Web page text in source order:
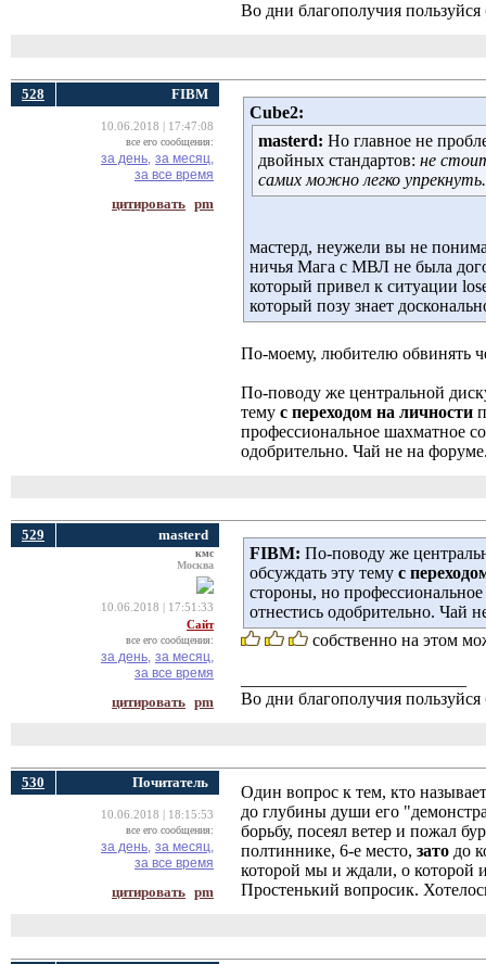
Во дни благополучия
528 FIBM
10.06.2018 | 17:47:08
все его сообщения:
за день, за месяц,
за все время
цитировать pm
Cube2:
masterd: Но главное не
двойных стандартов: не
самих можно легко упрекнуть.
мастерд, неужели вы не
ничья Мага с МВЛ не была
который привел к ситуации
который позу знает
По-моему, любителю обвинять
По-поводу же центральной
тему с переходом на личности
профессиональное шахматное
одобрительно. Чай не на
529 masterd
кмс
Москва
10.06.2018 | 17:51:33
Сайт
все его сообщения:
за день, за месяц,
за все время
цитировать pm
FIBM: По-поводу же
обсуждать эту тему с
стороны, но
отнестись одобрительно. Чай
собственно на этом
Во дни благополучия
530 Почитатель
10.06.2018 | 18:15:53
все его сообщения:
за день, за месяц,
за все время
цитировать pm
Один вопрос к тем, кто
до глубины души его
борьбу, посеял ветер и пожал
полтиннике, 6-е место, зато до
которой мы и ждали, о которой
Простенький вопросик.